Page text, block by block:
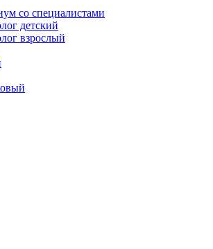
со специалистами
детский
взрослый